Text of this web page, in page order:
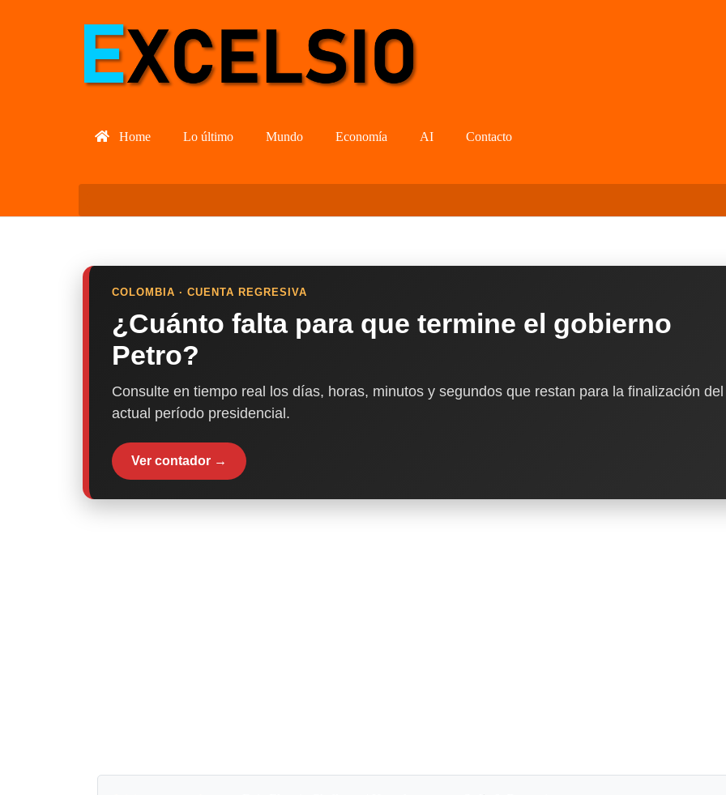
Home Lo último Mundo Economía AI Contacto
COLOMBIA · CUENTA REGRESIVA
¿Cuánto falta para que termine el gobierno
Petro?
Consulte en tiempo real los días, horas, minutos y segundos que restan para la finalización del
actual período presidencial.
Ver contador →